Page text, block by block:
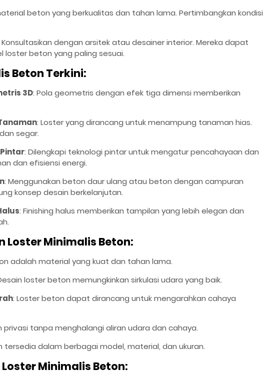
beton yang berkualitas dan tahan lama. Pertimbangkan kondisi
Konsultasikan dengan arsitek atau desainer interior. Mereka dapat
beton yang paling sesuai.
Beton Terkini:
3D: Pola geometris dengan efek tiga dimensi memberikan
: Loster yang dirancang untuk menampung tanaman hias.
segar.
: Dilengkapi teknologi pintar untuk mengatur pencahayaan dan
dan efisiensi energi.
: Menggunakan beton daur ulang atau beton dengan campuran
konsep desain berkelanjutan.
: Finishing halus memberikan tampilan yang lebih elegan dan
Loster Minimalis Beton:
adalah material yang kuat dan tahan lama.
loster beton memungkinkan sirkulasi udara yang baik.
: Loster beton dapat dirancang untuk mengarahkan cahaya
tanpa menghalangi aliran udara dan cahaya.
tersedia dalam berbagai model, material, dan ukuran.
Minimalis Beton: